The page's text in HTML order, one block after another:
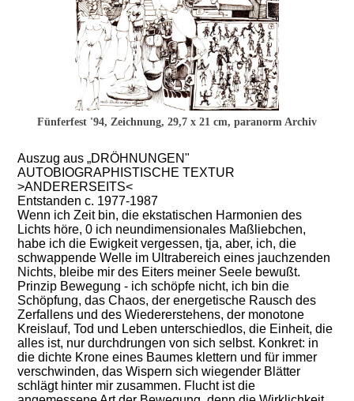
Fünferfest '94, Zeichnung, 29,7 x 21 cm, paranorm Archiv
Auszug aus „DRÖHNUNGEN"
AUTOBIOGRAPHISTISCHE TEXTUR
>ANDERERSEITS<
Entstanden c. 1977-1987
Wenn ich Zeit bin, die ekstatischen Harmonien des
Lichts höre, 0 ich neundimensionales Maßliebchen,
habe ich die Ewigkeit vergessen, tja, aber, ich, die
schwappende Welle im Ultrabereich eines jauchzenden
Nichts, bleibe mir des Eiters meiner Seele bewußt.
Prinzip Bewegung - ich schöpfe nicht, ich bin die
Schöpfung, das Chaos, der energetische Rausch des
Zerfallens und des Wiedererstehens, der monotone
Kreislauf, Tod und Leben unterschiedlos, die Einheit, die
alles ist, nur durchdrungen von sich selbst. Konkret: in
die dichte Krone eines Baumes klettern und für immer
verschwinden, das Wispern sich wiegender Blätter
schlägt hinter mir zusammen. Flucht ist die